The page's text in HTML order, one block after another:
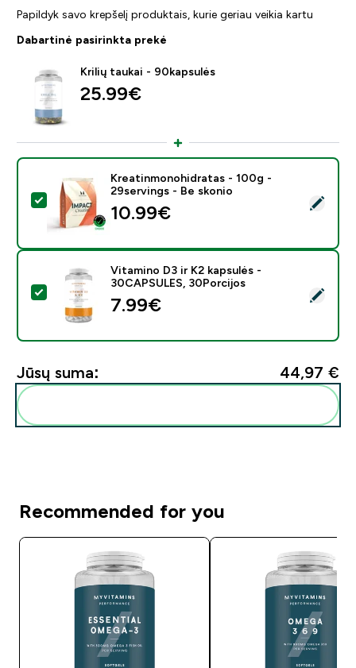
Papildyk savo krepšelį produktais, kurie geriau veikia kartu
Dabartinė pasirinkta prekė
Krilių taukai - 90kapsulės
25.99€‎
Pasirinkti šį produktą - Kreatinmonohidratas - 100g -
Kreatinmonohidratas - 100g -
29servings - Be skonio
10.99€‎
Pasirinkti šį produktą - Vitamino D3 ir K2 kapsulės -
Vitamino D3 ir K2 kapsulės -
30CAPSULES, 30Porcijos
7.99€‎
Jūsų suma: 44,97 €‎
Recommended for you